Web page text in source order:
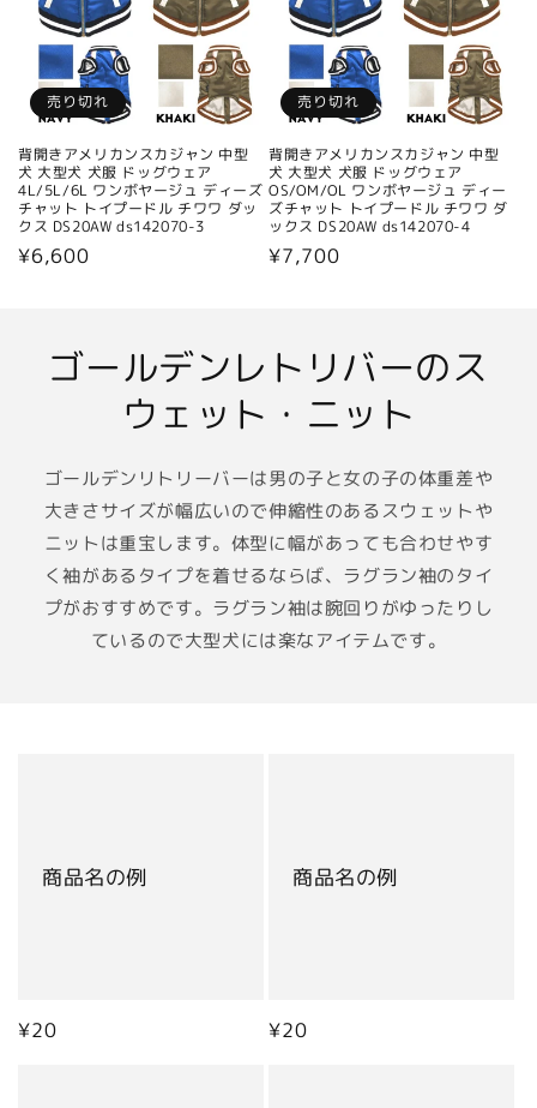
売り切れ
背開きアメリカンスカジャン 中型
犬 大型犬 犬服 ドッグウェア
4L/5L/6L ワンボヤージュ ディーズ
チャット トイプードル チワワ ダッ
クス DS20AW ds142070-3
通
¥6,600
売り切れ
背開きアメリカンスカジャン 中型
犬 大型犬 犬服 ドッグウェア
OS/OM/OL ワンボヤージュ ディー
ズチャット トイプードル チワワ ダ
ックス DS20AW ds142070-4
通
¥7,700
ゴールデンレトリバーのス
ウェット・ニット
ゴールデンリトリーバーは男の子と女の子の体重差や
大きさサイズが幅広いので伸縮性のあるスウェットや
ニットは重宝します。体型に幅があっても合わせやす
く袖があるタイプを着せるならば、ラグラン袖のタイ
プがおすすめです。ラグラン袖は腕回りがゆったりし
ているので大型犬には楽なアイテムです。
商品名の例
通
¥20
商品名の例
通
¥20